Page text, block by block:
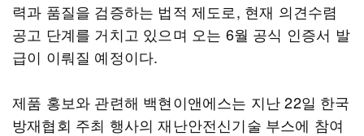
력과 품질을 검증하는 법적 제도로, 현재 의견수렴
공고 단계를 거치고 있으며 오는 6월 공식 인증서 발
급이 이뤄질 예정이다.
제품 홍보와 관련해 백현이앤에스는 지난 22일 한국
방재협회 주최 행사의 재난안전신기술 부스에 참여